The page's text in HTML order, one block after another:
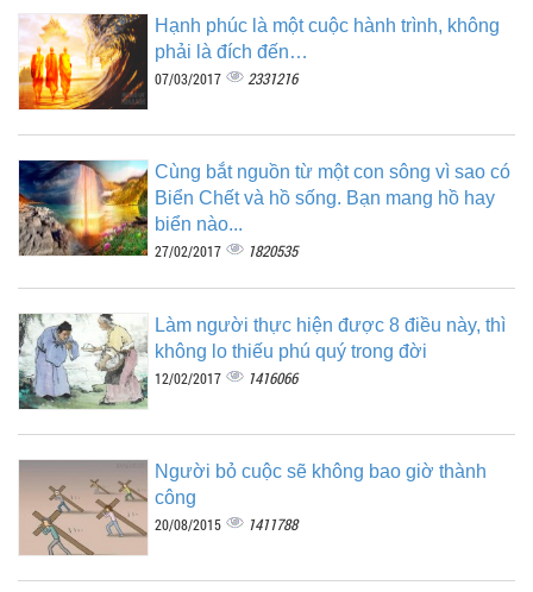
Hạnh phúc là một cuộc hành trình, không
phải là đích đến…
07/03/2017 2331216
Cùng bắt nguồn từ một con sông vì sao có
Biển Chết và hồ sống. Bạn mang hồ hay
biển nào...
27/02/2017 1820535
Làm người thực hiện được 8 điều này, thì
không lo thiếu phú quý trong đời
12/02/2017 1416066
Người bỏ cuộc sẽ không bao giờ thành
công
20/08/2015 1411788